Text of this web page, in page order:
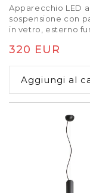
Apparecchio LED a
sospensione con
in vetro, esterno
piccole bolle nel
un difetto del
Prezzo
di
listino
320 EUR
Aggiungi al